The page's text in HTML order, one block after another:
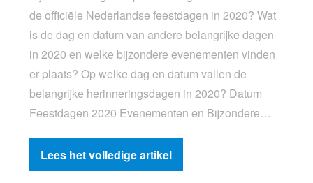
de officiële Nederlandse feestdagen in 2020? Wat
is de dag en datum van andere belangrijke dagen
in 2020 en welke bijzondere evenementen vinden
er plaats? Op welke dag en datum vallen de
belangrijke herinneringsdagen in 2020? Datum
Feestdagen 2020 Evenementen en Bijzondere…
Lees het volledige artikel